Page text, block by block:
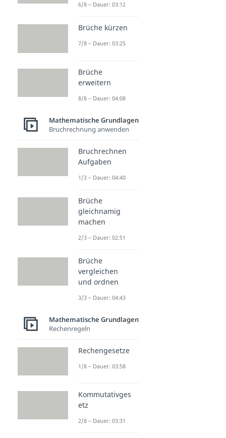
6/8 – Dauer: 03:12
Brüche kürzen
7/8 – Dauer: 03:25
Brüche
erweitern
8/8 – Dauer: 04:08
Mathematische Grundlagen
Bruchrechnung anwenden
Bruchrechnen
Aufgaben
1/3 – Dauer: 04:40
Brüche
gleichnamig
machen
2/3 – Dauer: 02:51
Brüche
vergleichen
und ordnen
3/3 – Dauer: 04:43
Mathematische Grundlagen
Rechenregeln
Rechengesetze
1/8 – Dauer: 03:58
Kommutativges
etz
2/8 – Dauer: 03:31